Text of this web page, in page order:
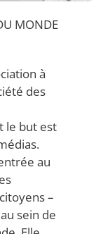
MONDE
à
des
le but est
au
–
sein de